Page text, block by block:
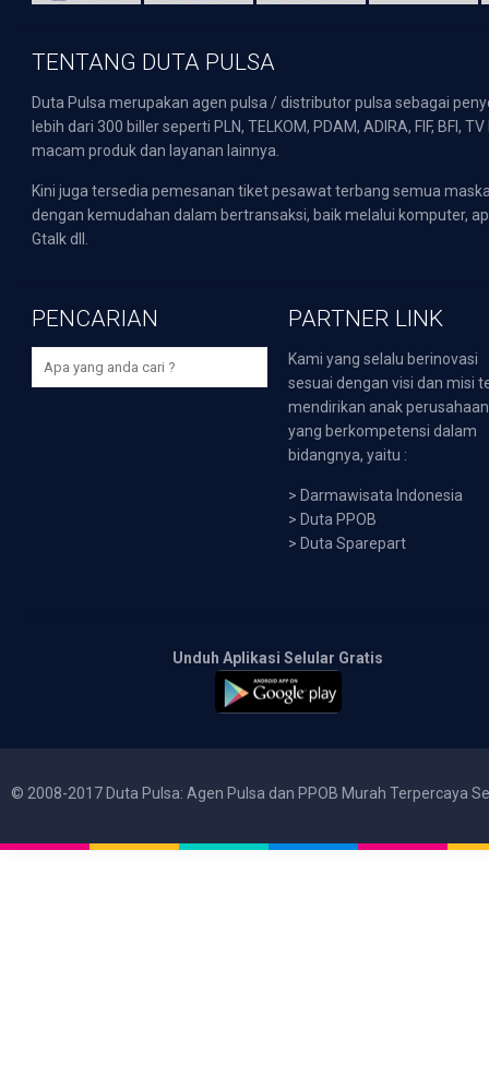
TENTANG DUTA PULSA
Duta Pulsa merupakan agen pulsa / distributor pulsa sebagai
lebih dari 300 biller seperti PLN, TELKOM, PDAM, ADIRA, FIF,
macam produk dan layanan lainnya.
Kini juga tersedia pemesanan tiket pesawat terbang semua
dengan kemudahan dalam bertransaksi, baik melalui komputer,
Gtalk dll.
PENCARIAN PARTNER LINK
Kami yang selalu berinovasi
sesuai dengan visi dan misi
mendirikan anak perusahaan
yang berkompetensi dalam
bidangnya, yaitu :
> Darmawisata Indonesia
> Duta PPOB
> Duta Sparepart
Unduh Aplikasi Selular Gratis
© 2008-2017 Duta Pulsa: Agen Pulsa dan PPOB Murah Terpercaya